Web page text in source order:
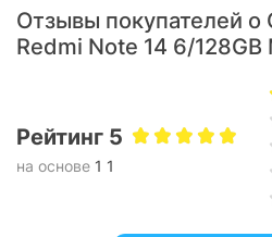
Отзывы покупателей о
Redmi Note 14 6/
Рейтинг 5
на основе 1 1